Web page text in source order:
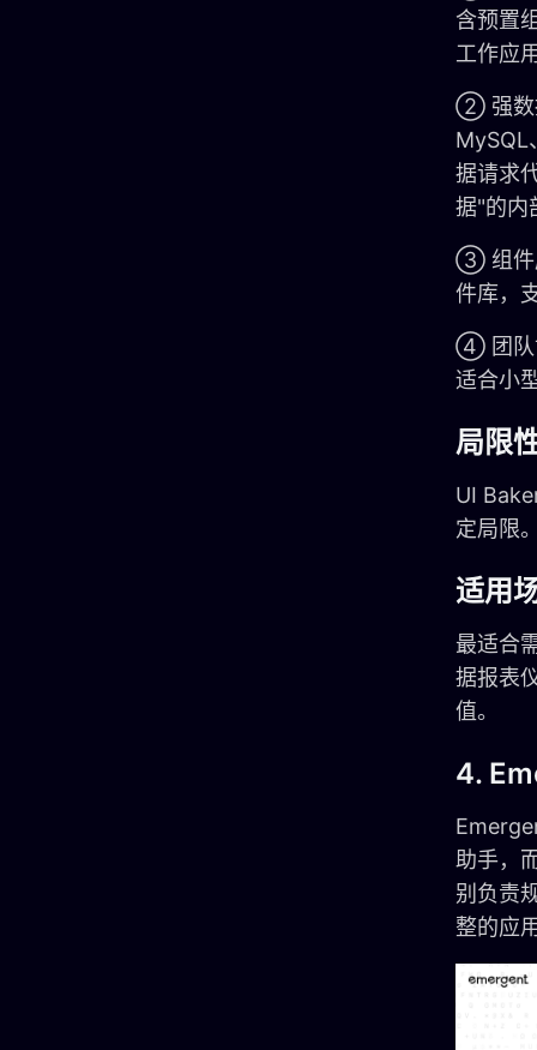
含预置
工作应
② 强数
MySQL
据请求
据"的内
③ 组件
件库，
④ 团队
适合小
局限
UI
定局限
适用
最适合
据报表
值。
4.
助手，
别负责
整的应